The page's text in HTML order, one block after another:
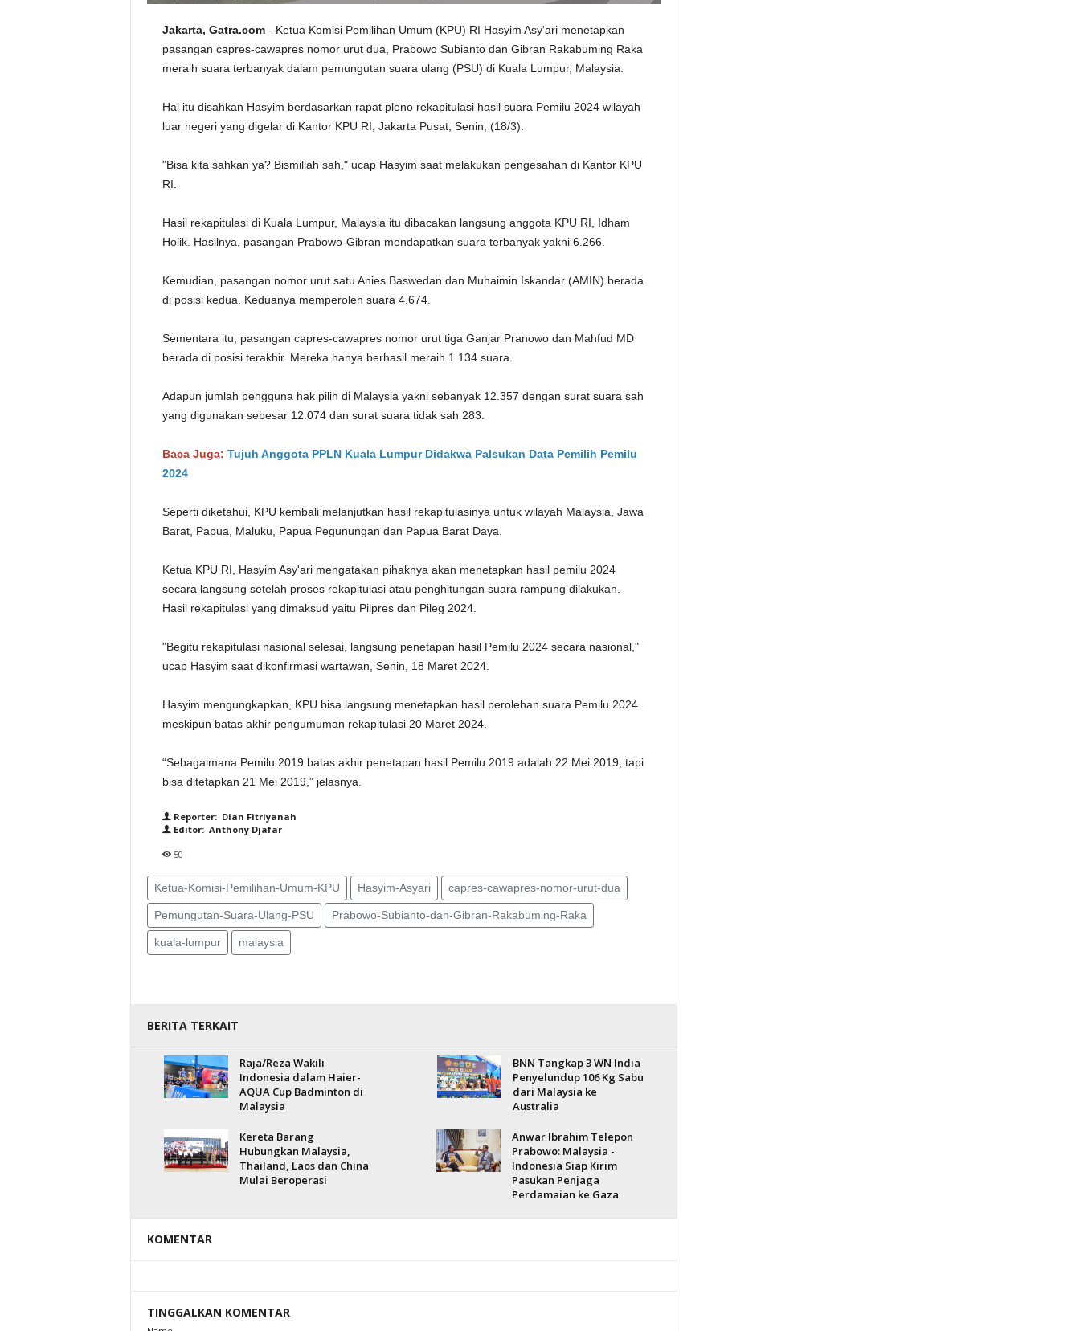
Jakarta, Gatra.com - Ketua Komisi Pemilihan Umum (KPU) RI Hasyim Asy'ari menetapkan
pasangan capres-cawapres nomor urut dua, Prabowo Subianto dan Gibran Rakabuming Raka
meraih suara terbanyak dalam pemungutan suara ulang (PSU) di Kuala Lumpur, Malaysia.
Hal itu disahkan Hasyim berdasarkan rapat pleno rekapitulasi hasil suara Pemilu 2024 wilayah
luar negeri yang digelar di Kantor KPU RI, Jakarta Pusat, Senin, (18/3).
"Bisa kita sahkan ya? Bismillah sah," ucap Hasyim saat melakukan pengesahan di Kantor KPU
RI.
Hasil rekapitulasi di Kuala Lumpur, Malaysia itu dibacakan langsung anggota KPU RI, Idham
Holik. Hasilnya, pasangan Prabowo-Gibran mendapatkan suara terbanyak yakni 6.266.
Kemudian, pasangan nomor urut satu Anies Baswedan dan Muhaimin Iskandar (AMIN) berada
di posisi kedua. Keduanya memperoleh suara 4.674.
Sementara itu, pasangan capres-cawapres nomor urut tiga Ganjar Pranowo dan Mahfud MD
berada di posisi terakhir. Mereka hanya berhasil meraih 1.134 suara.
Adapun jumlah pengguna hak pilih di Malaysia yakni sebanyak 12.357 dengan surat suara sah
yang digunakan sebesar 12.074 dan surat suara tidak sah 283.
Baca Juga: Tujuh Anggota PPLN Kuala Lumpur Didakwa Palsukan Data Pemilih Pemilu
2024
Seperti diketahui, KPU kembali melanjutkan hasil rekapitulasinya untuk wilayah Malaysia, Jawa
Barat, Papua, Maluku, Papua Pegunungan dan Papua Barat Daya.
Ketua KPU RI, Hasyim Asy'ari mengatakan pihaknya akan menetapkan hasil pemilu 2024
secara langsung setelah proses rekapitulasi atau penghitungan suara rampung dilakukan.
Hasil rekapitulasi yang dimaksud yaitu Pilpres dan Pileg 2024.
"Begitu rekapitulasi nasional selesai, langsung penetapan hasil Pemilu 2024 secara nasional,"
ucap Hasyim saat dikonfirmasi wartawan, Senin, 18 Maret 2024.
Hasyim mengungkapkan, KPU bisa langsung menetapkan hasil perolehan suara Pemilu 2024
meskipun batas akhir pengumuman rekapitulasi 20 Maret 2024.
“Sebagaimana Pemilu 2019 batas akhir penetapan hasil Pemilu 2019 adalah 22 Mei 2019, tapi
bisa ditetapkan 21 Mei 2019,” jelasnya.
Reporter: Dian Fitriyanah
Editor: Anthony Djafar
50
Ketua-Komisi-Pemilihan-Umum-KPU Hasyim-Asyari capres-cawapres-nomor-urut-dua
Pemungutan-Suara-Ulang-PSU Prabowo-Subianto-dan-Gibran-Rakabuming-Raka
kuala-lumpur malaysia
BERITA TERKAIT
Raja/Reza Wakili
Indonesia dalam Haier-
AQUA Cup Badminton di
Malaysia
BNN Tangkap 3 WN India
Penyelundup 106 Kg Sabu
dari Malaysia ke
Australia
Kereta Barang
Hubungkan Malaysia,
Thailand, Laos dan China
Mulai Beroperasi
Anwar Ibrahim Telepon
Prabowo: Malaysia -
Indonesia Siap Kirim
Pasukan Penjaga
Perdamaian ke Gaza
KOMENTAR
TINGGALKAN KOMENTAR